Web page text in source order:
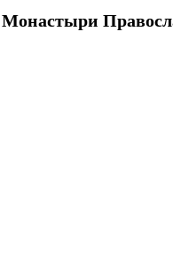
Монастыри